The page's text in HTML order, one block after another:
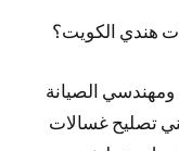
هندي الكويت؟
الصيانة
تصليح غسالات